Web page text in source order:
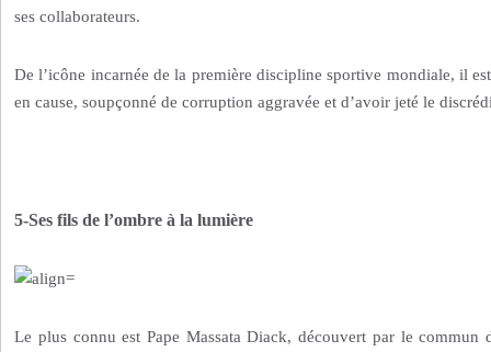
ses collaborateurs.
De l’icône incarnée de la première discipline sportive mondiale, il
en cause, soupçonné de corruption aggravée et d’avoir jeté le
5-Ses fils de l’ombre à la lumière
Le plus connu est Pape Massata Diack, découvert par le commun